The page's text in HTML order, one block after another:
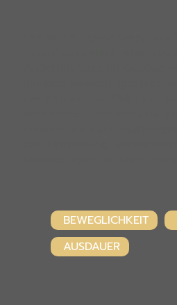
BEWEGLICHKEIT
AUSDAUER